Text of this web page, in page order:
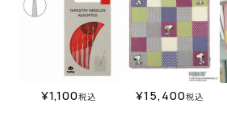
¥1,100税込 ¥15,400税込